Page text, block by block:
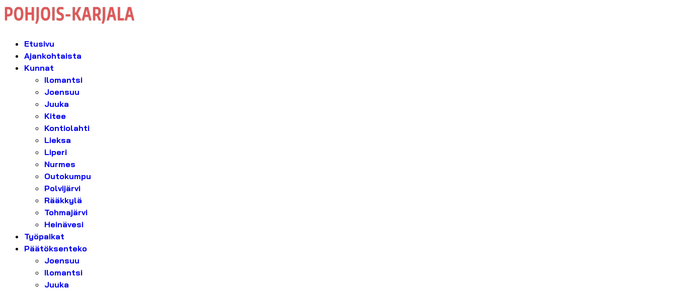
Etusivu
Ajankohtaista
Kunnat
Ilomantsi
Joensuu
Juuka
Kitee
Kontiolahti
Lieksa
Liperi
Nurmes
Outokumpu
Polvijärvi
Rääkkylä
Tohmajärvi
Heinävesi
Työpaikat
Päätöksenteko
Joensuu
Ilomantsi
Juuka